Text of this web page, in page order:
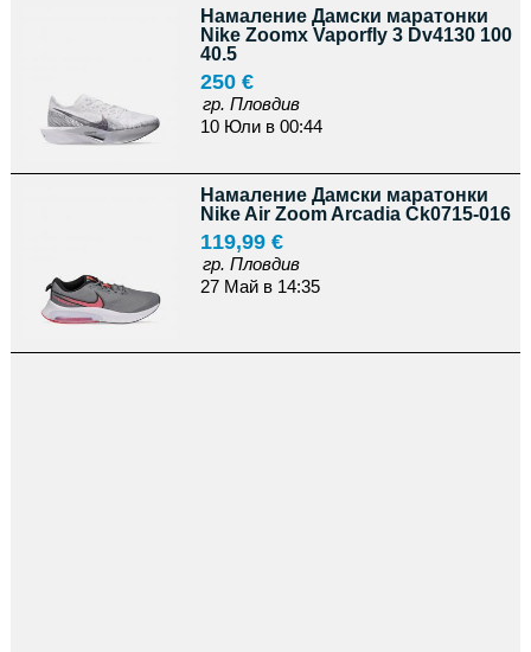
Намаление Дамски маратонки
Nike Zoomx Vaporfly 3 Dv4130 100
40.5
250 €
гр. Пловдив
10 Юли в 00:44
Намаление Дамски маратонки
Nike Air Zoom Arcadia Ck0715-016
119,99 €
гр. Пловдив
27 Май в 14:35